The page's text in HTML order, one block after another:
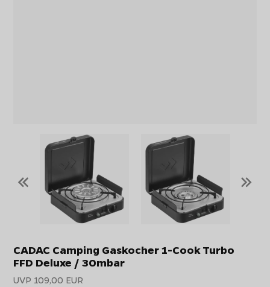
« »
CADAC Camping Gaskocher 1-Cook Turbo
FFD Deluxe / 30mbar
UVP 109,00 EUR